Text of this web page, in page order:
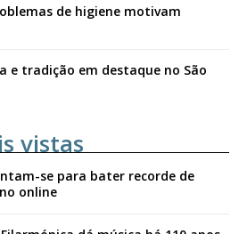
de higiene motivam
e tradição em destaque no São
vistas
se para bater recorde de
online